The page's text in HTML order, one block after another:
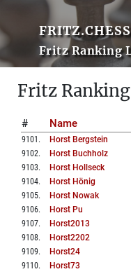
Fritz Ranking
Fritz
# Name
9101 . Horst Bergstein
9102. Horst Buchholz
9103. Horst Hollseck
9104. Horst Hönig
9105. Horst Nowak
9106. Horst Pu
9107. Horst2013
9108. Horst2202
9109. Horst24
9110. Horst73